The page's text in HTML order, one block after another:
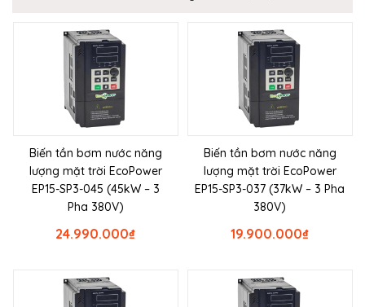
Biến tần bơm nước năng
lượng mặt trời EcoPower
EP15-SP3-045 (45kW – 3
Pha 380V)
₫
24.990.000
Biến tần bơm nước năng
lượng mặt trời EcoPower
EP15-SP3-037 (37kW – 3 Pha
380V)
₫
19.900.000